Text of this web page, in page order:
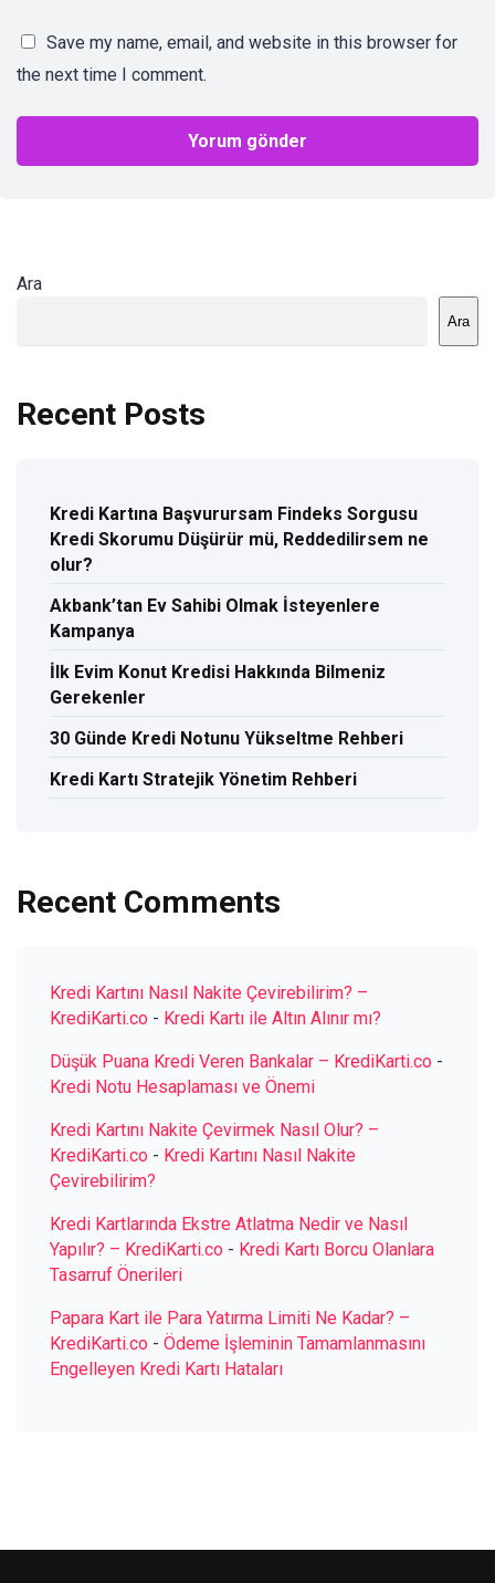
Save my name, email, and website in this browser for
the next time I comment.
Ara
Ara
Recent Posts
Kredi Kartına Başvurursam Findeks Sorgusu
Kredi Skorumu Düşürür mü, Reddedilirsem ne
olur?
Akbank’tan Ev Sahibi Olmak İsteyenlere
Kampanya
İlk Evim Konut Kredisi Hakkında Bilmeniz
Gerekenler
30 Günde Kredi Notunu Yükseltme Rehberi
Kredi Kartı Stratejik Yönetim Rehberi
Recent Comments
Kredi Kartını Nasıl Nakite Çevirebilirim? –
KrediKarti.co - Kredi Kartı ile Altın Alınır mı?
Düşük Puana Kredi Veren Bankalar – KrediKarti.co -
Kredi Notu Hesaplaması ve Önemi
Kredi Kartını Nakite Çevirmek Nasıl Olur? –
KrediKarti.co - Kredi Kartını Nasıl Nakite
Çevirebilirim?
Kredi Kartlarında Ekstre Atlatma Nedir ve Nasıl
Yapılır? – KrediKarti.co - Kredi Kartı Borcu Olanlara
Tasarruf Önerileri
Papara Kart ile Para Yatırma Limiti Ne Kadar? –
KrediKarti.co - Ödeme İşleminin Tamamlanmasını
Engelleyen Kredi Kartı Hataları